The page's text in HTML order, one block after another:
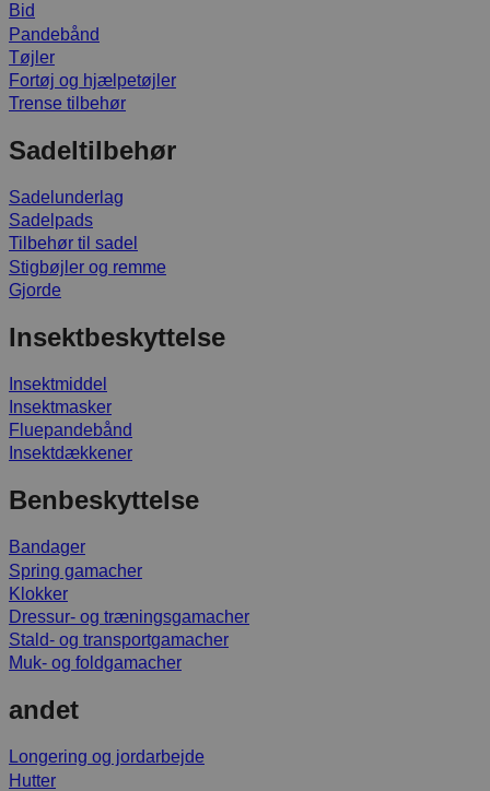
Bid
Pandebånd
Tøjler
Fortøj og hjælpetøjler
Trense tilbehør
Sadeltilbehør
Sadelunderlag
Sadelpads
Tilbehør til sadel
Stigbøjler og remme
Gjorde
Insektbeskyttelse
Insektmiddel
Insektmasker
Fluepandebånd
Insektdækkener
Benbeskyttelse
Bandager
Spring gamacher
Klokker
Dressur- og træningsgamacher
Stald- og transportgamacher
Muk- og foldgamacher
andet
Longering og jordarbejde
Hutter